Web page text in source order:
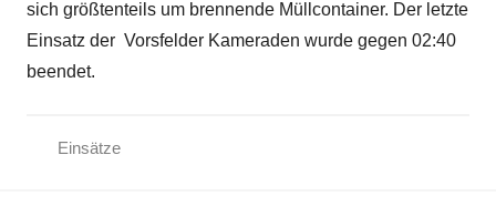
sich größtenteils um brennende Müllcontainer. Der letzte
Einsatz der Vorsfelder Kameraden wurde gegen 02:40
beendet.
Einsätze